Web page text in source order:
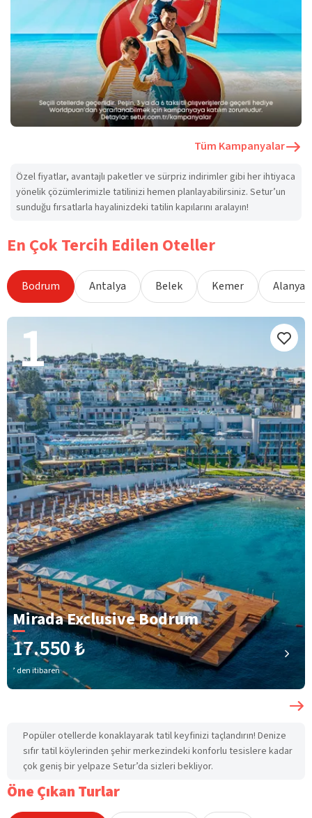
Tüm Kampanyalar
Özel fiyatlar, avantajlı paketler ve sürpriz indirimler gibi her ihtiyaca
yönelik çözümlerimizle tatilinizi hemen planlayabilirsiniz. Setur’un
sunduğu fırsatlarla hayalinizdeki tatilin kapılarını aralayın!
En Çok Tercih Edilen Oteller
Bodrum Antalya Belek Kemer Alanya
1
Mirada Exclusive Bodrum
17.550 ₺
’ den itibaren
Popüler otellerde konaklayarak tatil keyfinizi taçlandırın! Denize
sıfır tatil köylerinden şehir merkezindeki konforlu tesislere kadar
çok geniş bir yelpaze Setur’da sizleri bekliyor.
Öne Çıkan Turlar